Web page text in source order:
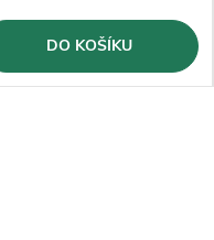
DO KOŠÍKU